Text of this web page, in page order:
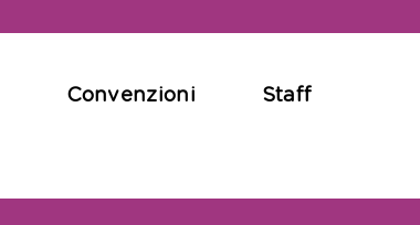
Convenzioni
Staff